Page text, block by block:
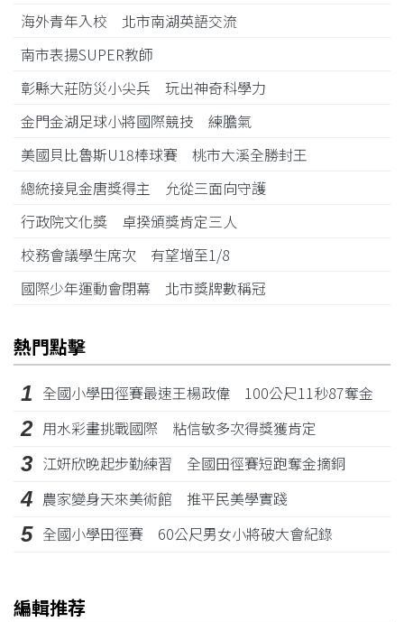
海外青年入校 北市南湖英語交流
南市表揚SUPER教師
彰縣大莊防災小尖兵 玩出神奇科學力
金門金湖足球小將國際競技 練膽氣
美國貝比魯斯U18棒球賽 桃市大溪全勝封王
總統接見金唐獎得主 允從三面向守護
行政院文化獎 卓揆頒獎肯定三人
校務會議學生席次 有望增至1/8
國際少年運動會閉幕 北市獎牌數稱冠
熱門點擊
1 全國小學田徑賽最速王楊政偉 100公尺11秒87奪金
2 用水彩畫挑戰國際 粘信敏多次得獎獲肯定
3 江姸欣晚起步勤練習 全國田徑賽短跑奪金摘銅
4 農家變身天來美術館 推平民美學實踐
5 全國小學田徑賽 60公尺男女小將破大會紀錄
編輯推荐